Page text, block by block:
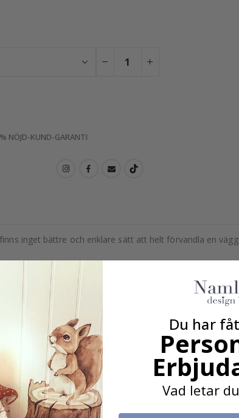
NÖJD-KUND-GARANTI
inget bättre och enklare sätt att helt förvandla en
L kommer att delas upp i flera delar för enkel transport
vägg eller möbelskiva. Klistermärken kommer inte
på monitorinställningarna kan färgerna på
Du har
Vad letar